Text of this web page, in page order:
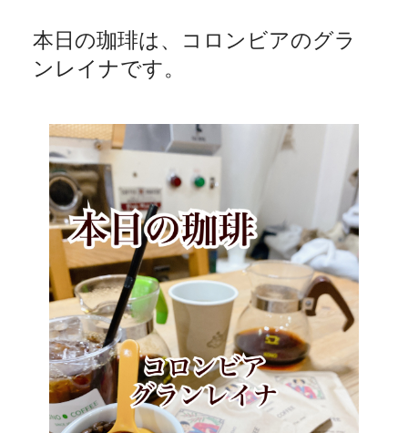
本日の珈琲は、コロンビアのグラ
ンレイナです。